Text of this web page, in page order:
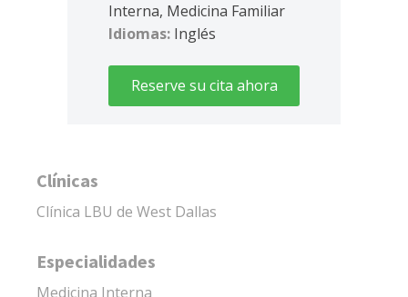
Clínicas
Clínica LBU de West Dallas
Especialidades
Medicina Interna
Interna, Medicina Familiar
Idiomas: Inglés
Reserve su cita ahora